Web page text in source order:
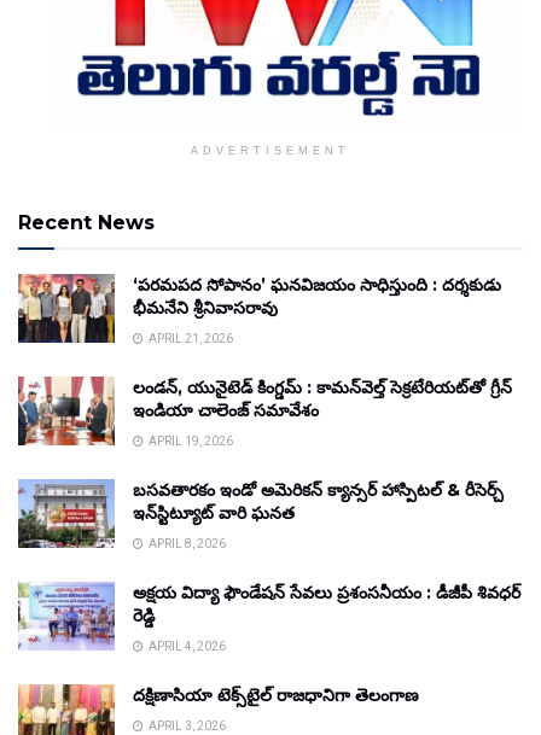
ADVERTISEMENT
Recent News
‘పరమపద సోపానం’ ఘనవిజయం సాధిస్తుంది : దర్శకుడు
భీమనేని శ్రీనివాసరావు
APRIL 21, 2026
లండన్, యునైటెడ్ కింగ్డమ్ : కామన్‌వెల్త్ సెక్రటేరియట్‌తో గ్రీన్
ఇండియా చాలెంజ్ సమావేశం
APRIL 19, 2026
బసవతారకం ఇండో అమెరికన్ క్యాన్సర్ హాస్పిటల్ & రీసెర్చ్
ఇన్‌స్టిట్యూట్ వారి ఘనత
APRIL 8, 2026
అక్షయ విద్యా ఫౌండేషన్ సేవలు ప్రశంసనీయం : డీజీపీ శివధర్
రెడ్డి
APRIL 4, 2026
దక్షిణాసియా టెక్స్‌టైల్ రాజధానిగా తెలంగాణ
APRIL 3, 2026